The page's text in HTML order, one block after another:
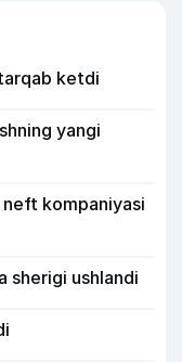
ketdi
yangi
kompaniyasi
sherigi ushlandi